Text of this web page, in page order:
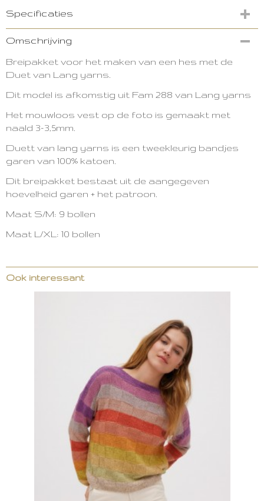
Specificaties
Omschrijving
Breipakket voor het maken van een hes met de
Duet van Lang yarns.
Dit model is afkomstig uit Fam 288 van Lang yarns
Het mouwloos vest op de foto is gemaakt met
naald 3-3,5mm.
Duett van lang yarns is een tweekleurig bandjes
garen van 100% katoen.
Dit breipakket bestaat uit de aangegeven
hoevelheid garen + het patroon.
Maat S/M: 9 bollen
Maat L/XL: 10 bollen
Ook interessant